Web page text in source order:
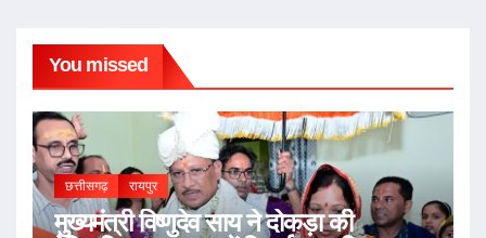
You missed
छत्तीसगढ़ रायपुर
मुख्यमंत्री विष्णुदेव साय ने दोकड़ा की